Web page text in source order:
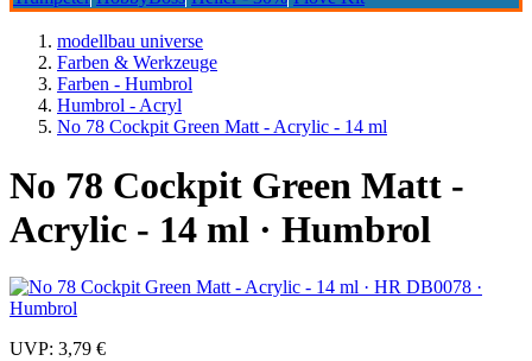
modellbau universe
Farben & Werkzeuge
Farben - Humbrol
Humbrol - Acryl
No 78 Cockpit Green Matt - Acrylic - 14 ml
No 78 Cockpit Green Matt -
Acrylic - 14 ml · Humbrol
UVP: 3,79 €